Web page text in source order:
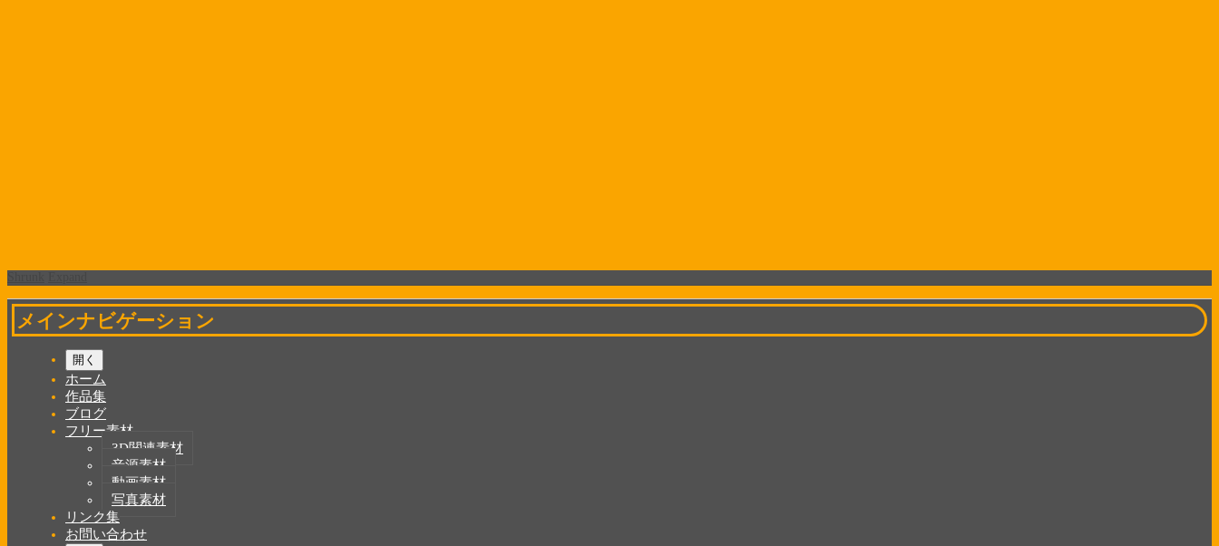
メインナビゲーション
開く
ホーム
作品集
ブログ
フリー素材
3D関連素材
音源素材
動画素材
写真素材
リンク集
お問い合わせ